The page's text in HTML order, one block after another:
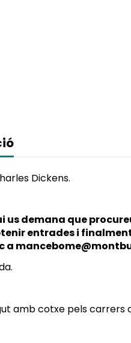
Dickens.
demana que
entrades i
a
amb cotxe pels carrers